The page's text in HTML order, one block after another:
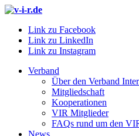
Link zu Facebook
Link zu LinkedIn
Link zu Instagram
Verband
Über den Verband
Mitgliedschaft
Kooperationen
VIR Mitglieder
FAQs rund um den
News